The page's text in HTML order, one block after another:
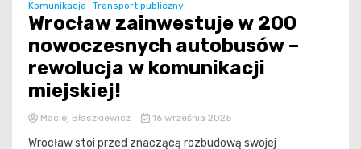
Komunikacja Transport publiczny
Wrocław zainwestuje w 200
nowoczesnych autobusów –
rewolucja w komunikacji
miejskiej!
Maciej Błaszkiewicz 16 września 2025
Wrocław stoi przed znaczącą rozbudową swojej